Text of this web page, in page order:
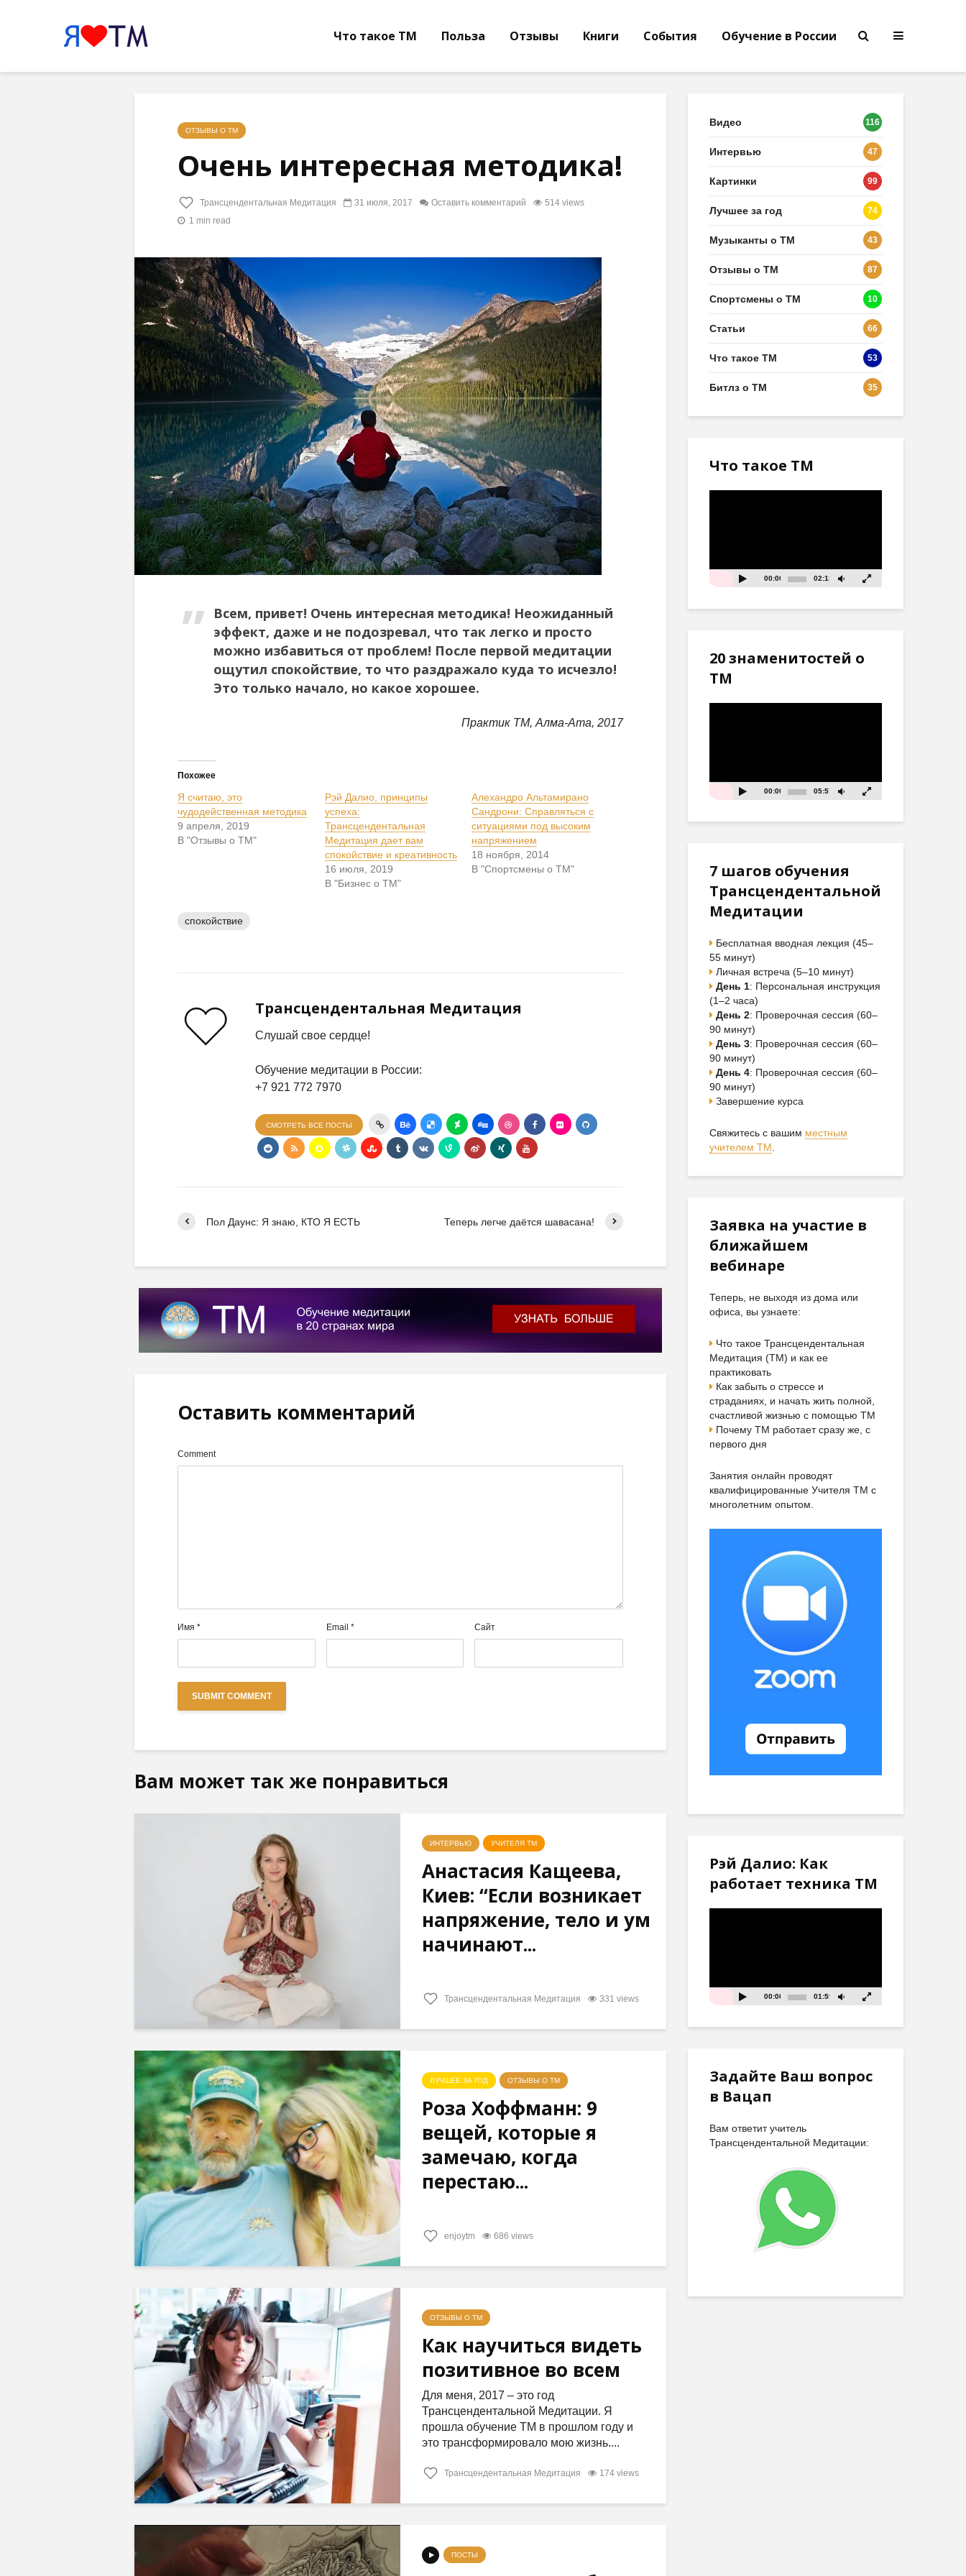
Что такое ТМ Польза Отзывы Книги События Обучение в России
ОТЗЫВЫ О ТМ
Очень интересная методика!
Трансцендентальная Медитация 31 июля, 2017 Оставить комментарий
514 views
1 min read
Всем, привет! Очень интересная методика! Неожиданный
эффект, даже и не подозревал, что так легко и просто
можно избавиться от проблем! После первой медитации
ощутил спокойствие, то что раздражало куда то исчезло!
Это только начало, но какое хорошее.
Практик ТМ, Алма-Ата, 2017
Похожее
Я считаю, это
чудодейственная методика
9 апреля, 2019
В "Отзывы о ТМ"
Рэй Далио, принципы
успеха:
Трансцендентальная
Медитация дает вам
спокойствие и креативность
16 июля, 2019
В "Бизнес о ТМ"
Алехандро Альтамирано
Сандрони: Справляться с
ситуациями под высоким
напряжением
18 ноября, 2014
В "Спортсмены о ТМ"
спокойствие
Трансцендентальная Медитация
Слушай свое сердце!
Обучение медитации в России:
+7 921 772 7970
СМОТРЕТЬ ВСЕ ПОСТЫ
Пол Даунс: Я знаю, КТО Я ЕСТЬ Теперь легче даётся шавасана!
Оставить комментарий
Comment
Имя * Email * Сайт
Вам может так же понравиться
ИНТЕРВЬЮ УЧИТЕЛЯ ТМ
Анастасия Кащеева,
Киев: “Если возникает
напряжение, тело и ум
начинают...
Трансцендентальная Медитация 331 views
ЛУЧШЕЕ ЗА ГОД ОТЗЫВЫ О ТМ
Роза Хоффманн: 9
вещей, которые я
замечаю, когда
перестаю...
enjoytm 686 views
ОТЗЫВЫ О ТМ
Как научиться видеть
позитивное во всем
Для меня, 2017 – это год
Трансцендентальной Медитации. Я
прошла обучение ТМ в прошлом году и
это трансформировало мою жизнь....
Трансцендентальная Медитация 174 views
ПОСТЫ
Видео 116
Интервью 47
Картинки 99
Лучшее за год 74
Музыканты о ТМ 43
Отзывы о ТМ 87
Спортсмены о ТМ 10
Статьи 66
Что такое ТМ 53
Битлз о ТМ 35
Что такое ТМ
00:00 02:13
20 знаменитостей о
ТМ
00:00 05:57
7 шагов обучения
Трансцендентальной
Медитации
Бесплатная вводная лекция (45–
55 минут)
Личная встреча (5–10 минут)
День 1: Персональная инструкция
(1–2 часа)
День 2: Проверочная сессия (60–
90 минут)
День 3: Проверочная сессия (60–
90 минут)
День 4: Проверочная сессия (60–
90 минут)
Завершение курса
Свяжитесь с вашим местным
учителем ТМ
Заявка на участие в
ближайшем
вебинаре
Теперь, не выходя из дома или
офиса, вы узнаете:
Что такое Трансцендентальная
Медитация (ТМ) и как ее
практиковать
Как забыть о стрессе и
страданиях, и начать жить полной,
счастливой жизнью с помощью ТМ
Почему ТМ работает сразу же, с
первого дня
Занятия онлайн проводят
квалифицированные Учителя ТМ с
многолетним опытом.
Рэй Далио: Как
работает техника ТМ
00:00 01:59
Задайте Ваш вопрос
в Вацап
Вам ответит учитель
Трансцендентальной Медитации: